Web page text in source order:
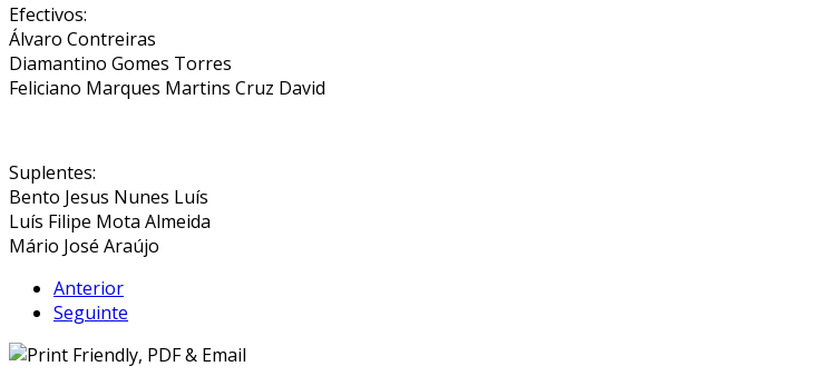
Efectivos:
Álvaro Contreiras
Diamantino Gomes Torres
Feliciano Marques Martins Cruz David
Suplentes:
Bento Jesus Nunes Luís
Luís Filipe Mota Almeida
Mário José Araújo
Anterior
Seguinte